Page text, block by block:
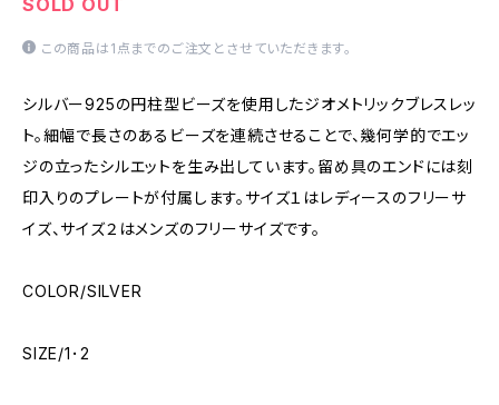
SOLD OUT
この商品は1点までのご注文とさせていただきます。
シルバー925の円柱型ビーズを使用したジオメトリックブレスレッ
ト。細幅で長さのあるビーズを連続させることで、幾何学的でエッ
ジの立ったシルエットを生み出しています。留め具のエンドには刻
印入りのプレートが付属します。サイズ１はレディースのフリーサ
イズ、サイズ２はメンズのフリーサイズです。
COLOR/SILVER
SIZE/1･2